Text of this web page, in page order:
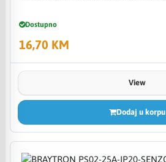
Dostupno
16,70 KM
View
Dodaj u korpu